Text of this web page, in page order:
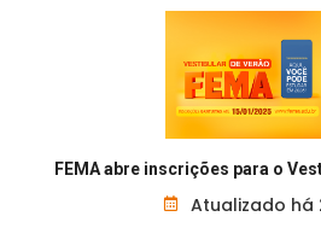
FEMA abre inscrições para o
Atualizado há